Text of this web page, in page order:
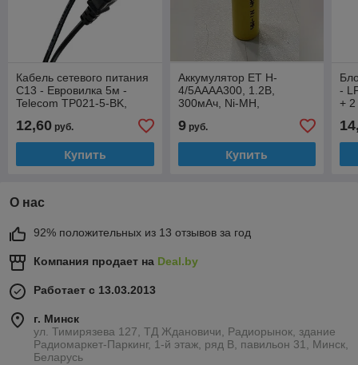
Кабель сетевого питания
С13 - Евровилка 5м -
Telecom TP021-5-BK,
розетка 220V)
12,60 руб.
Купить
Аккумулятор ET H-
4/5AAAA300, 1.2В,
300мАч, Ni-MH,
9руб.
Купить
-
+
О нас
92% положительных из 13 отзывов за год
Компания продает на Deal.by
Работает с 13.03.2013
г. Минск
ул. Тимирязева 127, ТД Ждановичи, Радиорынок, здание
Радиомаркет-Паркинг, 1-й этаж, ряд В, павильон 31, Минск,
Беларусь